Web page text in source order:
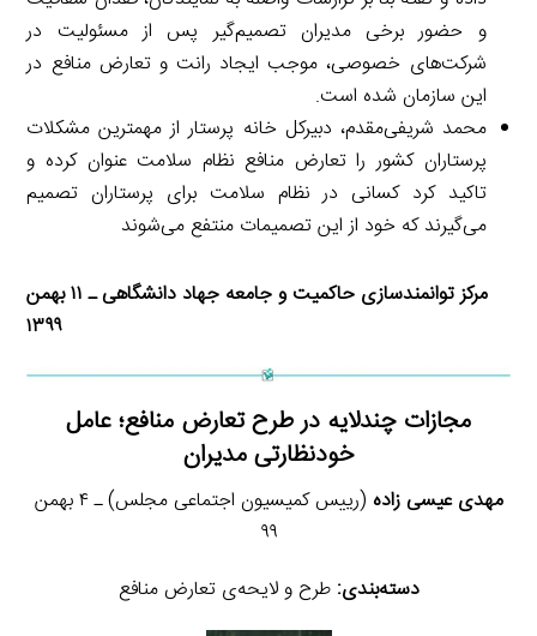
و حضور برخی مدیران تصمیم‌گیر پس از مسئولیت در
شرکت‌های خصوصی، موجب ایجاد رانت و تعارض منافع در
این سازمان شده است.
محمد شریفی‌مقدم، دبیرکل خانه پرستار از مهمترین مشکلات
پرستاران کشور را تعارض منافع نظام سلامت عنوان کرده و
تاکید کرد کسانی در نظام سلامت برای پرستاران تصمیم
می‌گیرند که خود از این تصمیمات منتفع می‌شوند
مرکز توانمندسازی حاکمیت و جامعه جهاد دانشگاهی ـ ۱۱ بهمن
۱۳۹۹
مجازات چندلایه در طرح تعارض منافع؛ عامل
خودنظارتی مدیران
مهدی عیسی زاده
(رییس کمیسیون اجتماعی مجلس) ـ ۴ بهمن
۹۹
دسته‌بندی: طرح و لایحه‌ی تعارض منافع